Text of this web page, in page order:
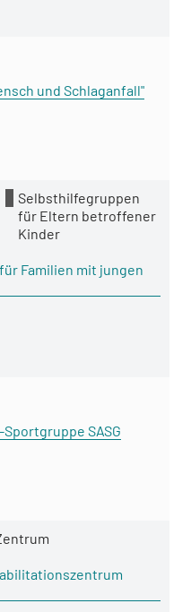
und Schlaganfall"
Selbsthilfegruppen
für Eltern betroffener
Kinder
Familien mit jungen
SASG